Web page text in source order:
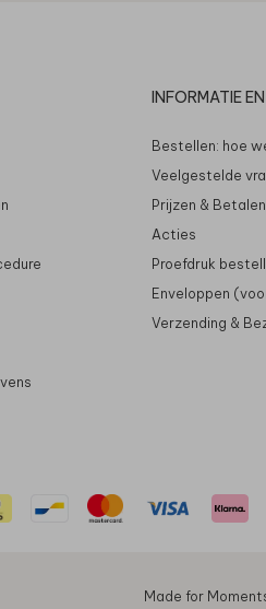
INFORMATIE
Bestellen: hoe
Veelgestelde
Prijzen & Betalen
Acties
Proefdruk
Enveloppen
Verzending &
Made for